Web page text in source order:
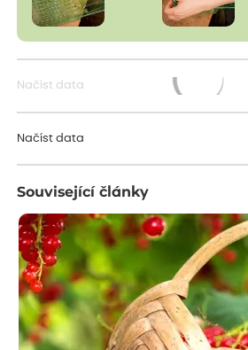
Načíst data
Načíst data
Související články